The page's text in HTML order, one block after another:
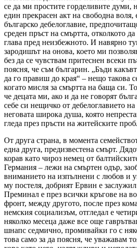
се да ми простите горделивите думи,
един прекрасен акт на свободна воля,
българско дебелоглавие,
среден пръст на смъртта, отколкото
глава пред неизбежното. И навярно
зародишът на онова, което ми
без да се чувствам притеснен всеки
поясня, че съм българин. „Бъди
да го правиш до края“ – нещо такова
когато мисля за смъртта на баща си.
че децата ми, ако и да не говорят
себе си нещичко от дебелоглавието
неговата широка душа, която
гледа през пръсти на житейските
От друга страна, в момента
една друга, предизвестена смърт.
корав като чироз немец от
Германия – лежи на смъртен одър,
вниманието на изпълнени с любов и
му постеля, добрият Ервин е
Преминал е през всички кръгове на
фронт, между другото, после през
немския социализъм, отгледал е
няколко месеца даже все още
шнапс седмично, промивайки го с
това само за да поясня, че уважавам